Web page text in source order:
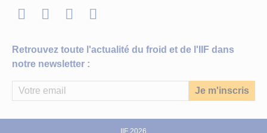
LinkedInTwitterFacebook
Youtube
Retrouvez toute l'actualité du froid et de l'IIF dans
notre newsletter :
IIF 2026